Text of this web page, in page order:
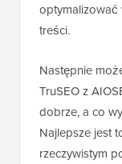
treści.
Następnie
TruSEO z
dobrze, a co
Najlepsze jest
rzeczywistym